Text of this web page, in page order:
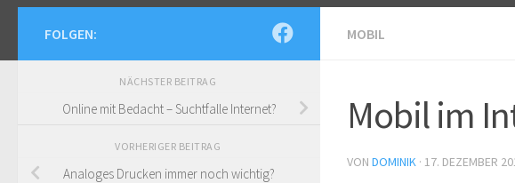
MOBIL
Mobil im
VON DOMINIK · 17. DEZEMBER
FOLGEN:
NÄCHSTER BEITRAG
Online mit Bedacht – Suchtfalle Internet?
VORHERIGER BEITRAG
Analoges Drucken immer noch wichtig?